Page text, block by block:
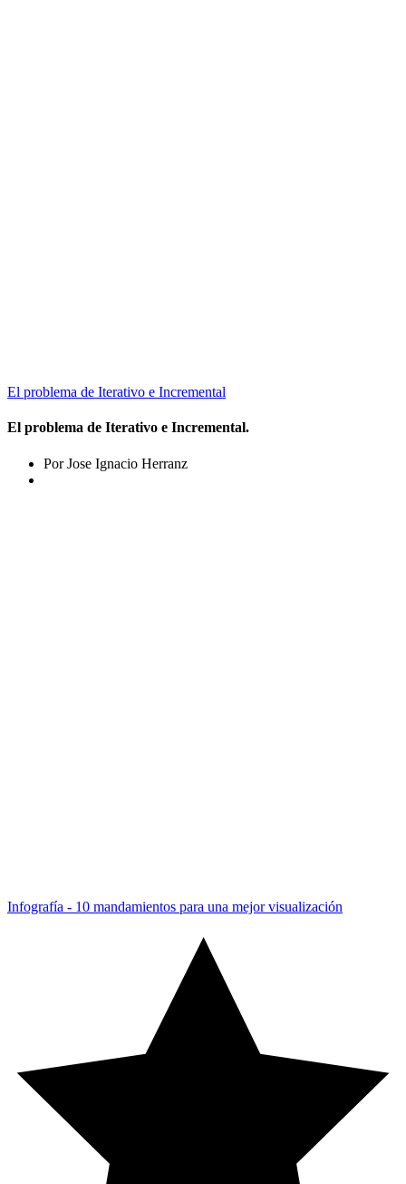
El problema de Iterativo e Incremental
El problema de Iterativo e Incremental.
Por Jose Ignacio Herranz
Infografía - 10 mandamientos para una mejor visualización